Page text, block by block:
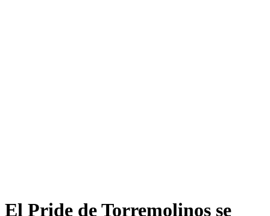
El Pride de Torremolinos se